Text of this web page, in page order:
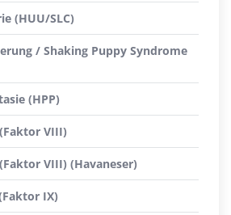
(HUU/SLC)
/ Shaking Puppy Syndrome
(HPP)
VIII)
VIII) (Havaneser)
IX)